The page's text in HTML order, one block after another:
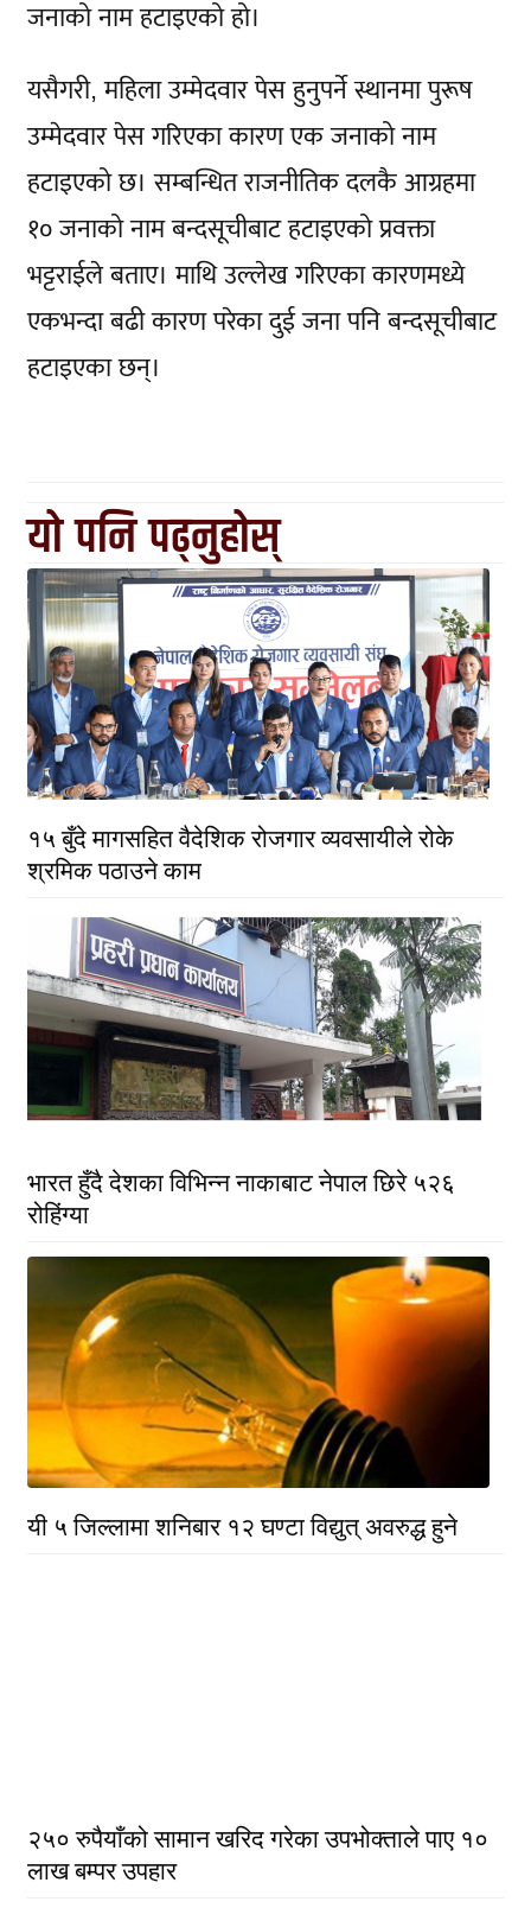
जनाको नाम हटाइएको हो।
यसैगरी, महिला उम्मेदवार पेस हुनुपर्ने स्थानमा पुरूष
उम्मेदवार पेस गरिएका कारण एक जनाको नाम
हटाइएको छ। सम्बन्धित राजनीतिक दलकै आग्रहमा
१० जनाको नाम बन्दसूचीबाट हटाइएको प्रवक्ता
भट्टराईले बताए। माथि उल्लेख गरिएका कारणमध्ये
एकभन्दा बढी कारण परेका दुई जना पनि बन्दसूचीबाट
हटाइएका छन्।
यो पनि पढ्नुहोस्
१५ बुँदे मागसहित वैदेशिक रोजगार व्यवसायीले रोके
श्रमिक पठाउने काम
भारत हुँदै देशका विभिन्न नाकाबाट नेपाल छिरे ५२६
रोहिंग्या
यी ५ जिल्लामा शनिबार १२ घण्टा विद्युत् अवरुद्ध हुने
२५० रुपैयाँको सामान खरिद गरेका उपभोक्ताले पाए १०
लाख बम्पर उपहार